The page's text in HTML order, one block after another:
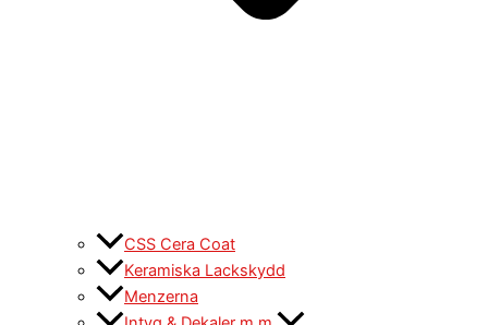
CSS Cera Coat
Keramiska Lackskydd
Menzerna